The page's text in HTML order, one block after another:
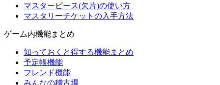
マスターピース(欠片)の使い方
マスタリーチケットの入手方法
ゲーム内機能まとめ
知っておくと得する機能まとめ
予定帳機能
フレンド機能
みんなの稽古場